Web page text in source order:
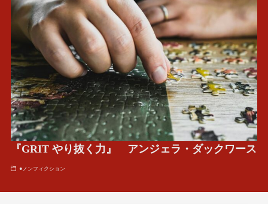
『GRIT やり抜く力』 アンジェラ・ダックワース
●ノンフィクション